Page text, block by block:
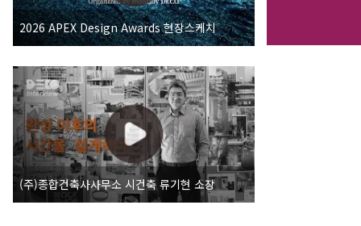
2026 APEX Design Awards 현장스케치
(주)종합건축사사무소 시건축 류기현 소장